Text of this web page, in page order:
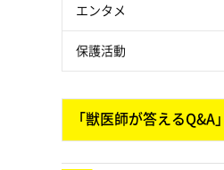
エンタメ
保護活動
「獣医師が答える